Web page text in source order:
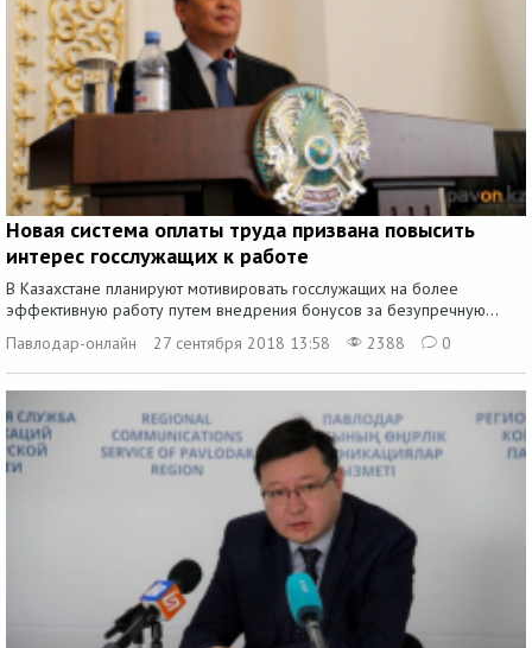
Новая система оплаты труда призвана повысить
интерес госслужащих к работе
В Казахстане планируют мотивировать госслужащих на более
эффективную работу путем внедрения бонусов за безупречную...
Павлодар-онлайн
27 сентября 2018 13:58 2388 0